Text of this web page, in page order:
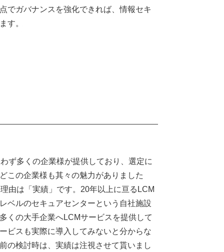
でガバナンスを強化できれば、情報セキ
す。
ず多くの企業様が提供しており、選定に
この企業様も其々の魅力がありました
由は「実績」です。20年以上に亘るLCM
ベルのセキュアセンターという自社施設
くの大手企業へLCMサービスを提供して
ビスも実際に導入してみないと分からな
の検討時は、実績は注視させて貰いまし